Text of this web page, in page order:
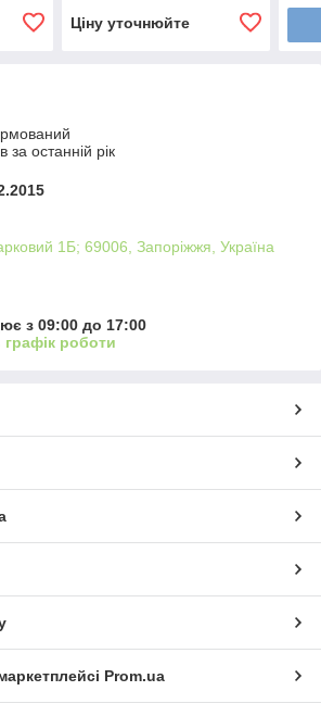
Ціну уточнюйте
за останній рік
1Б; 69006, Запоріжжя, Україна
з 09:00 до 17:00
роботи
Prom.ua